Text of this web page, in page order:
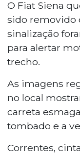
O Fiat Siena
sido removido
sinalização
para alertar
trecho.
As imagens
no local
carreta
tombado e a
Correntes,